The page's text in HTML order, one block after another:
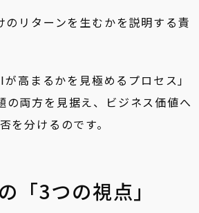
リターンを生むかを説明する責
高まるかを見極めるプロセス」
両方を見据え、ビジネス価値へ
分けるのです。
「3つの視点」